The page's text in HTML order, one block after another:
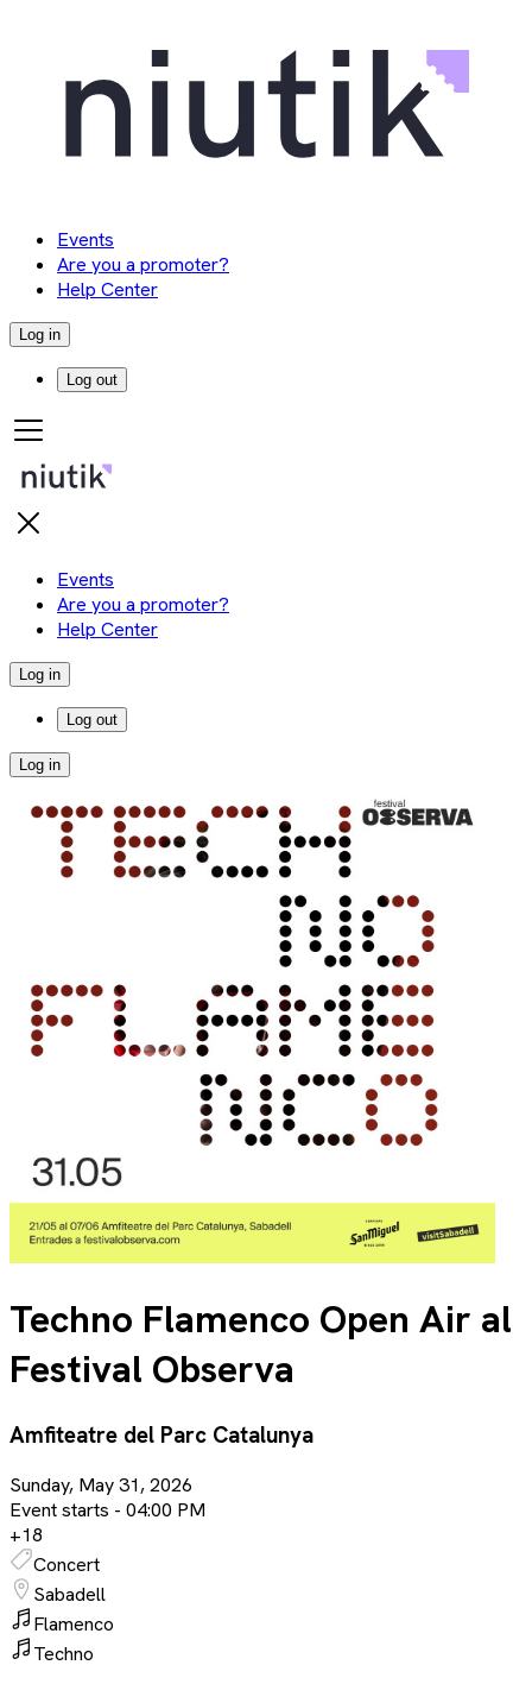
Events
Are you a promoter?
Help Center
Log in
Log out
Events
Are you a promoter?
Help Center
Log in
Log out
Log in
Techno Flamenco Open Air al
Festival Observa
Amfiteatre del Parc Catalunya
Sunday, May 31, 2026
Event starts - 04:00 PM
+18
Concert
Sabadell
Flamenco
Techno